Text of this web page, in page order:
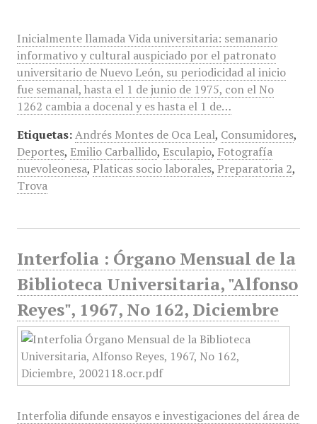
Inicialmente llamada Vida universitaria: semanario
informativo y cultural auspiciado por el patronato
universitario de Nuevo León, su periodicidad al inicio
fue semanal, hasta el 1 de junio de 1975, con el No
1262 cambia a docenal y es hasta el 1 de…
Etiquetas: Andrés Montes de Oca Leal, Consumidores,
Deportes, Emilio Carballido, Esculapio, Fotografía
nuevoleonesa, Platicas socio laborales, Preparatoria 2,
Trova
Interfolia : Órgano Mensual de la
Biblioteca Universitaria, "Alfonso
Reyes", 1967, No 162, Diciembre
Interfolia difunde ensayos e investigaciones del área de